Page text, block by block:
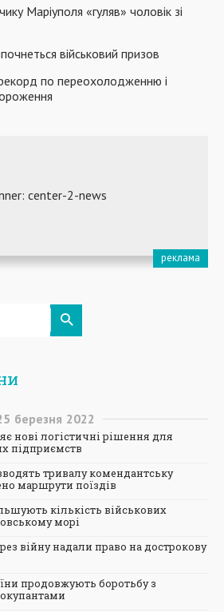
Маріуполя «гуляв» чоловік зі
військовий призов
по переохолодженню і
березня 2022
нові логістичні рішення для
підприємств
тривалу комендантську
маршрути поїздів
кількість військових
морі
війну надали право на дострокову
продовжують боротьбу з